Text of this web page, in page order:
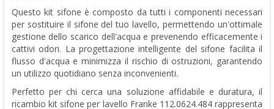
Questo kit sifone è composto da tutti i componenti necessari
per sostituire il sifone del tuo lavello, permettendo un'ottimale
gestione dello scarico dell'acqua e prevenendo efficacemente i
cattivi odori. La progettazione intelligente del sifone facilita il
flusso d'acqua e minimizza il rischio di ostruzioni, garantendo
un utilizzo quotidiano senza inconvenienti.
Perfetto per chi cerca una soluzione affidabile e duratura, il
ricambio kit sifone per lavello Franke 112.0624.484 rappresenta